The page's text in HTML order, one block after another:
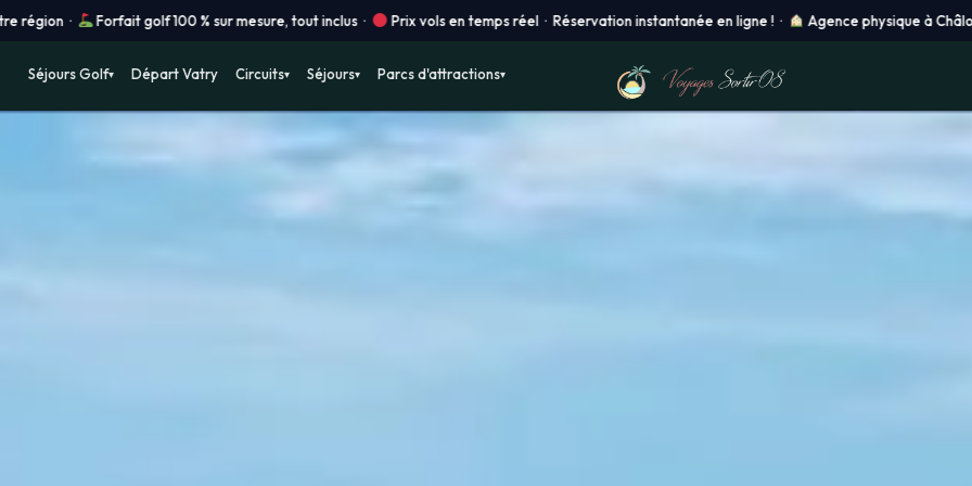
% sur mesure, tout inclus · Prix vols en temps réel · Réservation instantanée en ligne ! · Agence physique à Châlons-en-Champagne ·
Séjours Golf▾ Départ Vatry Circuits▾ Séjours▾ Parcs d'attractions▾